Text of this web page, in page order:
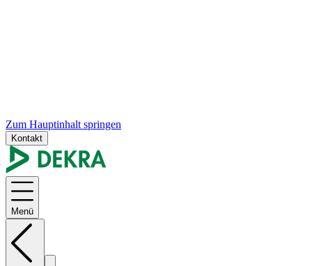
Zum Hauptinhalt springen
Kontakt
Menü